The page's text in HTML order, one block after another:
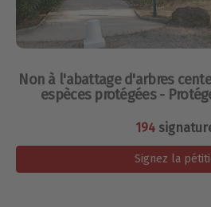
Non à l'abattage d'arbres
espèces protégées -
194
Signez la